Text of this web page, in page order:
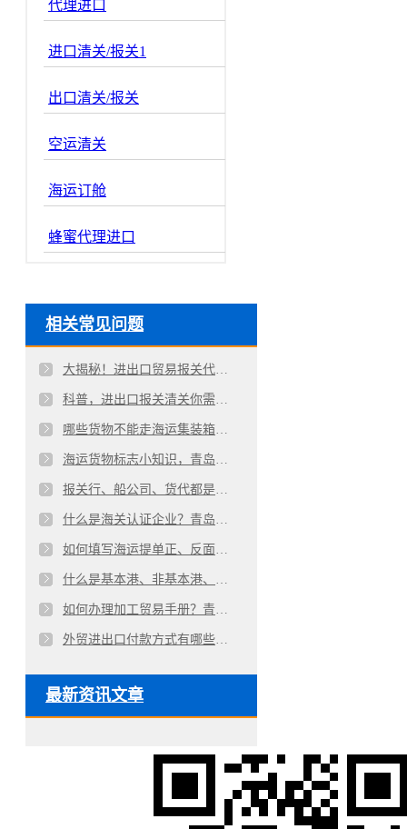
代理进口
进口清关/报关1
出口清关/报关
空运清关
海运订舱
蜂蜜代理进口
相关常见问题
大揭秘！进出口贸易报关代理必知的13种认证
科普，进出口报关清关你需要知道这些小知识！
哪些货物不能走海运集装箱？青岛报关公司揭秘
海运货物标志小知识，青岛进出口代理公司分享
报关行、船公司、货代都是干什么的？青岛报关公司揭秘
什么是海关认证企业？青岛进出口代理公司有哪些？
如何填写海运提单正、反面？青岛进出口代理公司揭秘
什么是基本港、非基本港、舱位互换？青岛报关公司有哪些？
如何办理加工贸易手册？青岛进出口报关公司首度揭秘！
外贸进出口付款方式有哪些？青岛代理报关公司哪家好？
最新资讯文章